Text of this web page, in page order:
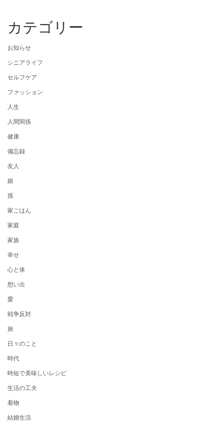
カテゴリー
お知らせ
シニアライフ
セルフケア
ファッション
人生
人間関係
健康
備忘録
友人
娘
孫
家ごはん
家庭
家族
幸せ
心と体
想い出
愛
戦争反対
旅
日々のこと
時代
時短で美味しいレシピ
生活の工夫
着物
結婚生活